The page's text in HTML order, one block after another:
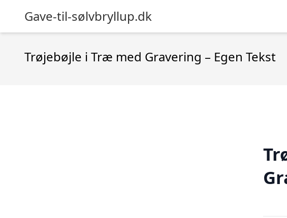
Gave-til-sølvbryllup.dk
Trøjebøjle i Træ med Gravering – Egen Tekst